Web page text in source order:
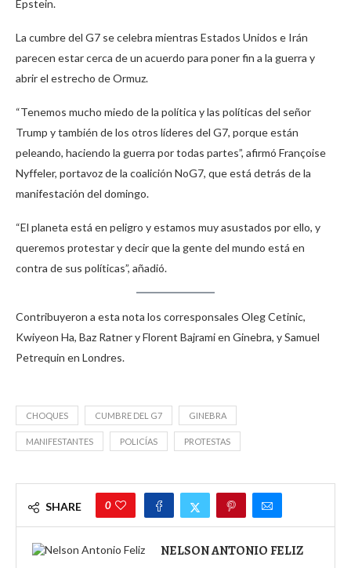
Epstein.
La cumbre del G7 se celebra mientras Estados Unidos e Irán
parecen estar cerca de un acuerdo para poner fin a la guerra y
abrir el estrecho de Ormuz.
“Tenemos mucho miedo de la política y las políticas del señor
Trump y también de los otros líderes del G7, porque están
peleando, haciendo la guerra por todas partes”, afirmó Françoise
Nyffeler, portavoz de la coalición NoG7, que está detrás de la
manifestación del domingo.
“El planeta está en peligro y estamos muy asustados por ello, y
queremos protestar y decir que la gente del mundo está en
contra de sus políticas”, añadió.
Contribuyeron a esta nota los corresponsales Oleg Cetinic,
Kwiyeon Ha, Baz Ratner y Florent Bajrami en Ginebra, y Samuel
Petrequin en Londres.
CHOQUES CUMBRE DEL G7 GINEBRA
MANIFESTANTES POLICÍAS PROTESTAS
SHARE 0
NELSON ANTONIO FELIZ